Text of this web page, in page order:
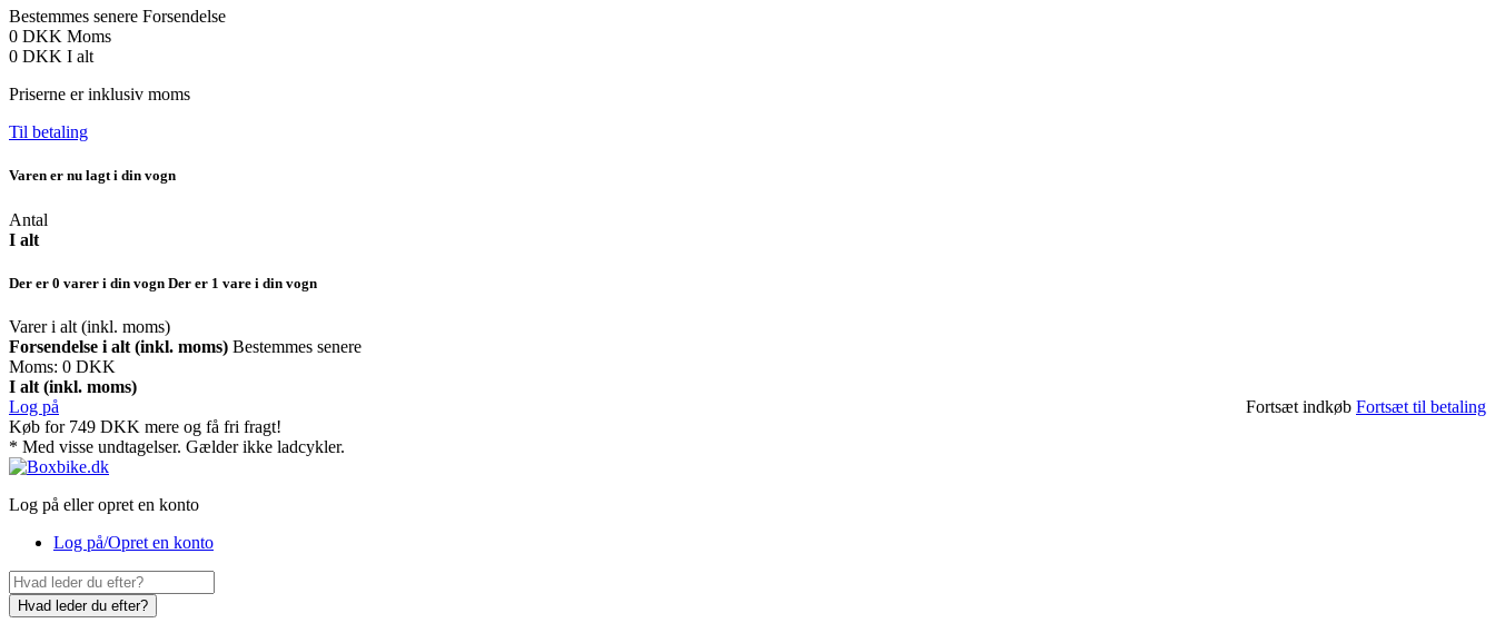
Bestemmes senere Forsendelse
0 DKK Moms
0 DKK I alt
Priserne er inklusiv moms
Til betaling
Varen er nu lagt i din vogn
Antal
I alt
Der er 0 varer i din vogn Der er 1 vare i din vogn
Varer i alt (inkl. moms)
Forsendelse i alt (inkl. moms) Bestemmes senere
Moms: 0 DKK
I alt (inkl. moms)
Fortsæt indkøb Fortsæt til betaling
Log på
Køb for 749 DKK mere og få fri fragt!
* Med visse undtagelser. Gælder ikke ladcykler.
Log på eller opret en konto
Log på/Opret en konto
Hvad leder du efter?